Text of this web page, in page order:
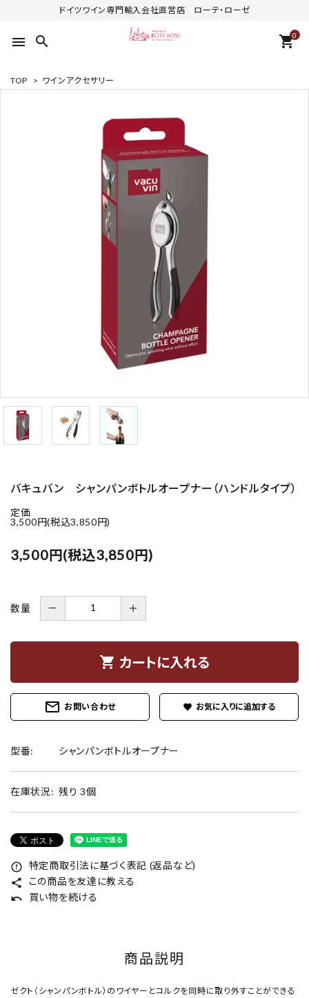
ドイツワイン専門輸入会社直営店 ローテ・ローゼ
menu search 0
shopping_cart
TOP > ワインアクセサリー
バキュバン シャンパンボトルオープナー（ハンドルタイプ）
定価
3,500円(税込3,850円)
3,500円(税込3,850円)
数量 － ＋
shopping_cart カートに入れる
mail_outline お問い合わせ favorite
型番: シャンパンボトルオープナー
在庫状況: 残り 3個
error_outline 特定商取引法に基づく表記 (返品など)
share この商品を友達に教える
undo 買い物を続ける
商品説明
ゼクト（シャンパンボトル）のワイヤーとコルクを同時に取り外すことができる